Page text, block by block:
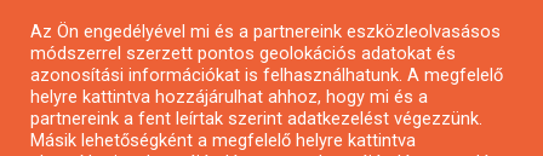
Pályázatok magánszemélyeknek
Pályázatok civil szervezeteknek
Az Ön engedélyével mi és a partnereink eszközleolvasásos
módszerrel szerzett pontos geolokációs adatokat és
azonosítási információkat is felhasználhatunk. A megfelelő
helyre kattintva hozzájárulhat ahhoz, hogy mi és a
partnereink a fent leírtak szerint adatkezelést végezzünk.
Másik lehetőségként a megfelelő helyre kattintva